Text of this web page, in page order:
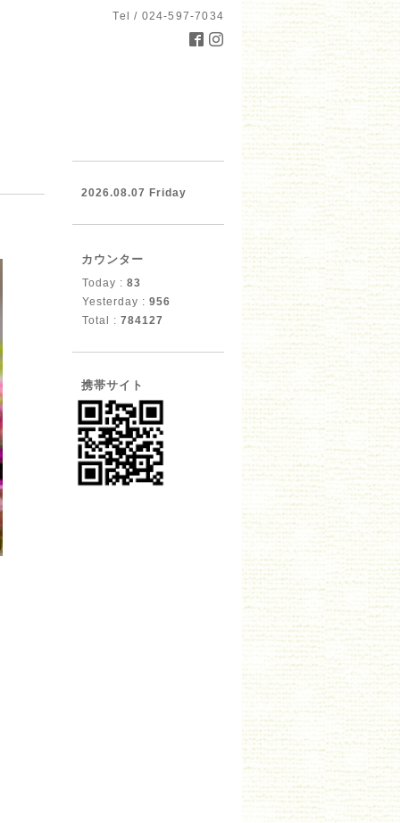
Tel / 024-597-7034
2026.08.07 Friday
カウンター
Today : 83
Yesterday : 956
Total : 784127
携帯サイト